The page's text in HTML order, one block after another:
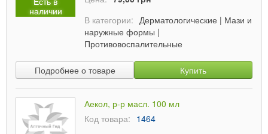
наличии
В категории: Дерматологические | Мази и
наружные формы |
Противовоспалительные
Подробнее о товаре Купить
Аекол, р-р масл. 100 мл
Код товара: 1464